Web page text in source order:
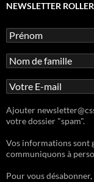
NEWSLETTER
Ajouter
votre dossier "spam".
Vos informations sont
communiquons à
Pour vous